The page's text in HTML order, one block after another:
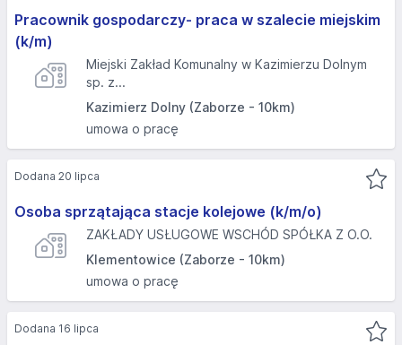
Pracownik gospodarczy- praca w szalecie miejskim
(k/m)
Miejski Zakład Komunalny w Kazimierzu Dolnym
sp. z...
Kazimierz Dolny (Zaborze - 10km)
umowa o pracę
Osoba sprzątająca stacje kolejowe (k/m/o)
ZAKŁADY USŁUGOWE WSCHÓD SPÓŁKA Z O.O.
Klementowice (Zaborze - 10km)
umowa o pracę
Dodana 20 lipca
Dodana 16 lipca